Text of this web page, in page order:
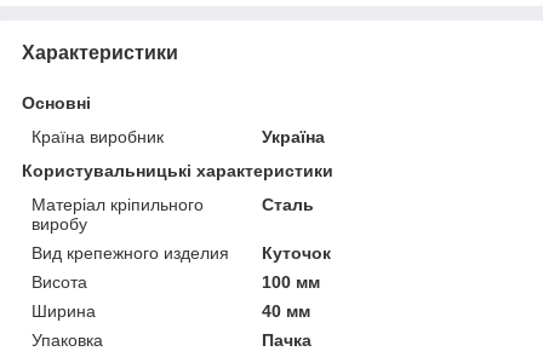
Характеристики
Основні
Країна виробник
Україна
Користувальницькі характеристики
Матеріал кріпильного
виробу
Сталь
Вид крепежного изделия
Куточок
Висота
100 мм
Ширина
40 мм
Упаковка
Пачка